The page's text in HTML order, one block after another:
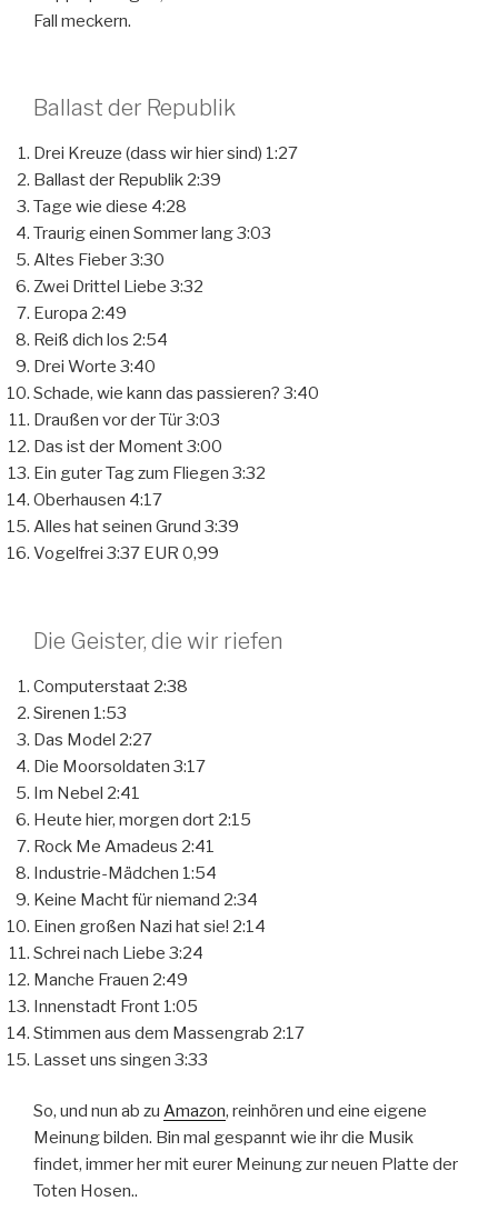
Fall meckern.
Ballast der Republik
Drei Kreuze (dass wir hier sind) 1:27
Ballast der Republik 2:39
Tage wie diese 4:28
Traurig einen Sommer lang 3:03
Altes Fieber 3:30
Zwei Drittel Liebe 3:32
Europa 2:49
Reiß dich los 2:54
Drei Worte 3:40
Schade, wie kann das passieren? 3:40
Draußen vor der Tür 3:03
Das ist der Moment 3:00
Ein guter Tag zum Fliegen 3:32
Oberhausen 4:17
Alles hat seinen Grund 3:39
Vogelfrei 3:37 EUR 0,99
Die Geister, die wir riefen
Computerstaat 2:38
Sirenen 1:53
Das Model 2:27
Die Moorsoldaten 3:17
Im Nebel 2:41
Heute hier, morgen dort 2:15
Rock Me Amadeus 2:41
Industrie-Mädchen 1:54
Keine Macht für niemand 2:34
Einen großen Nazi hat sie! 2:14
Schrei nach Liebe 3:24
Manche Frauen 2:49
Innenstadt Front 1:05
Stimmen aus dem Massengrab 2:17
Lasset uns singen 3:33
So, und nun ab zu Amazon, reinhören und eine eigene
Meinung bilden. Bin mal gespannt wie ihr die Musik
findet, immer her mit eurer Meinung zur neuen Platte der
Toten Hosen..